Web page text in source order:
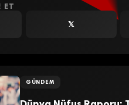
ET
𝕏
GÜNDEM